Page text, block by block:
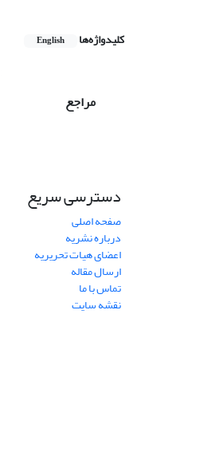
کلیدواژه‌ها English
مراجع
دسترسی سریع
صفحه اصلی
درباره نشریه
اعضای هیات تحریریه
ارسال مقاله
تماس با ما
نقشه سایت